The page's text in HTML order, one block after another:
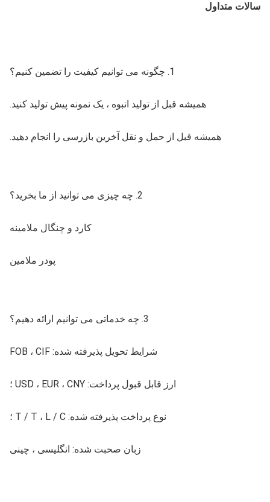
سالات متداول
1. چگونه می توانیم کیفیت را تضمین کنیم؟
همیشه قبل از تولید انبوه ، یک نمونه پیش تولید کنید.
همیشه قبل از حمل و نقل آخرین بازرسی را انجام دهید.
2. چه چیزی می توانید از ما بخرید؟
کارد و چنگال ملامینه
پودر ملامین
3. چه خدماتی می توانیم ارائه دهیم؟
شرایط تحویل پذیرفته شده: FOB ، CIF
ارز قابل قبول پرداخت: USD ، EUR ، CNY ؛
نوع پرداخت پذیرفته شده: T / T ، L / C ؛
زبان صحبت شده: انگلیسی ، چینی